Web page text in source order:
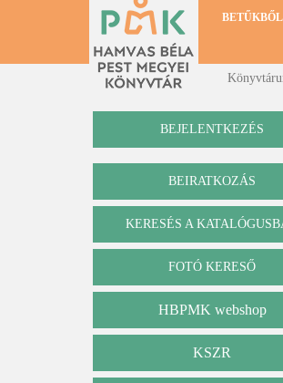
Fő
BEJELENTKEZÉS
BEIRATKOZÁS
Katalógus
KERESÉS A
FOTÓ KERESŐ
HBPMK webshop
KSZR